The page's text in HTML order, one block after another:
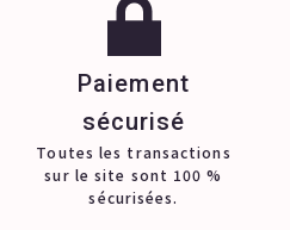
Paiement
sécurisé
Toutes les transactions
sur le site sont 100 %
sécurisées.